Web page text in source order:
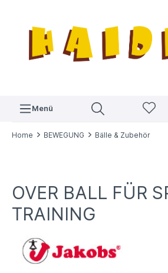
Menü
Home BEWEGUNG Bälle & Zubehör
OVER BALL FÜR
TRAINING